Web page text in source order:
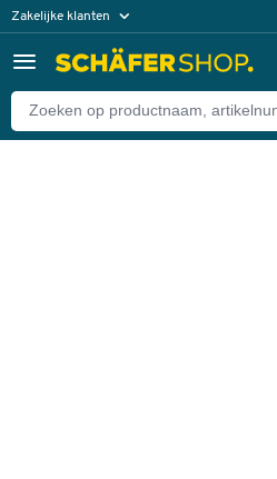
Zakelijke klanten
Particuliere klanten
Terug